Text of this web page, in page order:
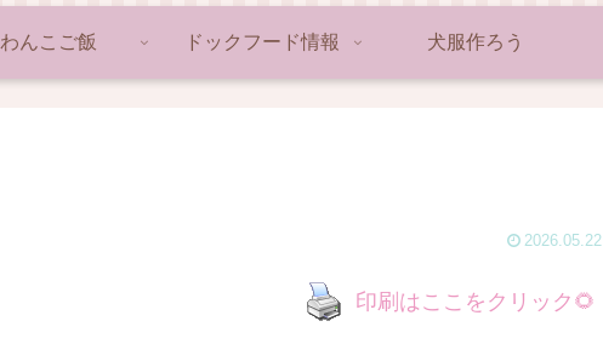
わんこご飯 ドックフード情報 犬服作ろう
2026.05.22
印刷はここをクリック🌻